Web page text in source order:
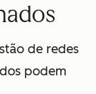
de redes
podem